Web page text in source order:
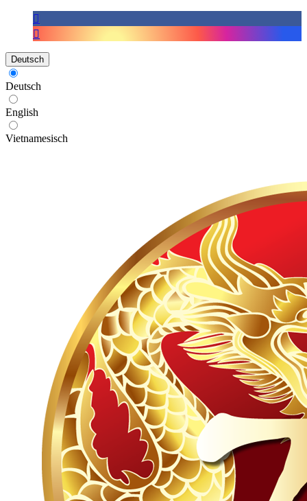
Deutsch
Deutsch
English
Vietnamesisch